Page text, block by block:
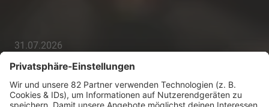
31.07.2026
Enigma-Gründer Michael Cretu verklagt
Coverband
mehr lesen